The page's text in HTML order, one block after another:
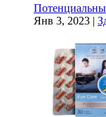
Янв 3, 2023 |